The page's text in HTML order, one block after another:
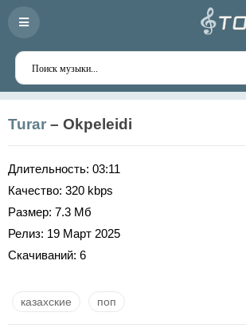
Turar – Okpeleidi
Длительность: 03:11
Качество: 320 kbps
Размер: 7.3 Мб
Релиз: 19 Март 2025
Скачиваний: 6
казахские поп